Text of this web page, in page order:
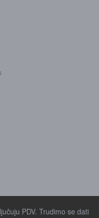
PDV. Trudimo se dati